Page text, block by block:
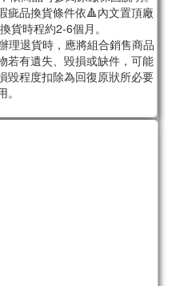
疵品換貨條件依🔺內文置頂廠
貨時程約2-6個月。
理退貨時，應將組合銷售商品
若有遺失、毀損或缺件，可能
毀程度扣除為回復原狀所必要
。